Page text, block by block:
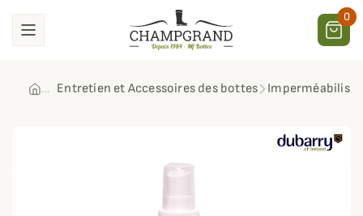
0
Entretien et Accessoires des bottes